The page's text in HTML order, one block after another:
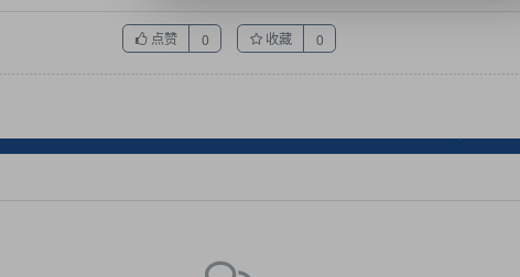
点赞 0 收藏 0